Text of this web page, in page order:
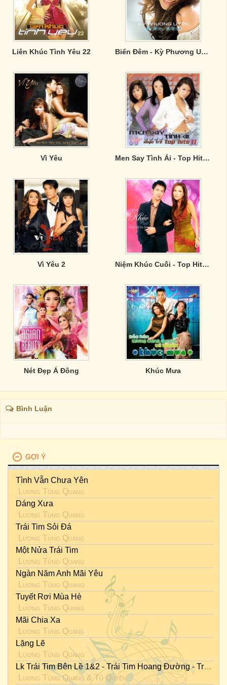
Liên Khúc Tình Yêu 22 Biển Đêm - Kỳ Phương Uyên
Vì Yêu Men Say Tình Ái - Top Hits 11
Vì Yêu 2 Niệm Khúc Cuối - Top Hits 31
Nét Đẹp Á Đông Khúc Mưa
Bình Luận
GỢI Ý
Tình Vẫn Chưa Yên
Lương Tùng Quang
Dáng Xưa
Lương Tùng Quang
Trái Tim Sỏi Đá
Lương Tùng Quang
Một Nửa Trái Tim
Lương Tùng Quang
Ngàn Năm Anh Mãi Yêu
Lương Tùng Quang
Tuyết Rơi Mùa Hè
Lương Tùng Quang
Mãi Chia Xa
Lương Tùng Quang
Lặng Lẽ
Lương Tùng Quang
Lk Trái Tim Bên Lề 1&2 - Trái Tim Hoang Đường - Trái Tim Rạn Vỡ
Lương Tùng Quang &Tú Quyên